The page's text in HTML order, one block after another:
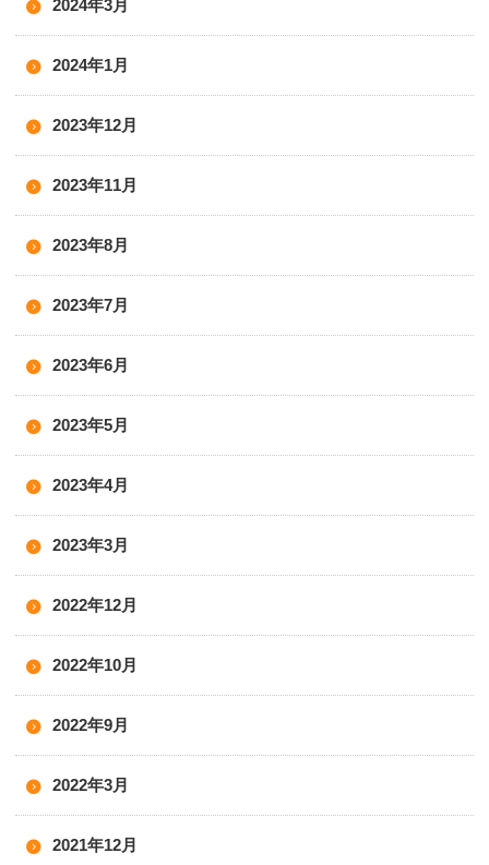
2024年3月
2024年1月
2023年12月
2023年11月
2023年8月
2023年7月
2023年6月
2023年5月
2023年4月
2023年3月
2022年12月
2022年10月
2022年9月
2022年3月
2021年12月